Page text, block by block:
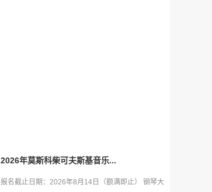
2026年莫斯科柴可夫斯基音乐...
报名截止日期：2026年8月14日（额满即止） 钢琴大